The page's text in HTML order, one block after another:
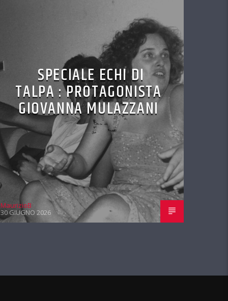
SPECIALE ECHI DI
TALPA : PROTAGONISTA
GIOVANNA MULAZZANI
MaurizioB
30 GIUGNO 2026